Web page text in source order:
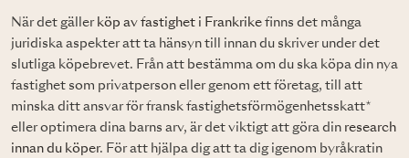
När det gäller köp av fastighet i Frankrike finns det många
juridiska aspekter att ta hänsyn till innan du skriver under det
slutliga köpebrevet. Från att bestämma om du ska köpa din nya
fastighet som privatperson eller genom ett företag, till att
minska ditt ansvar för fransk fastighetsförmögenhetsskatt*
eller optimera dina barns arv, är det viktigt att göra din research
innan du köper. För att hjälpa dig att ta dig igenom byråkratin